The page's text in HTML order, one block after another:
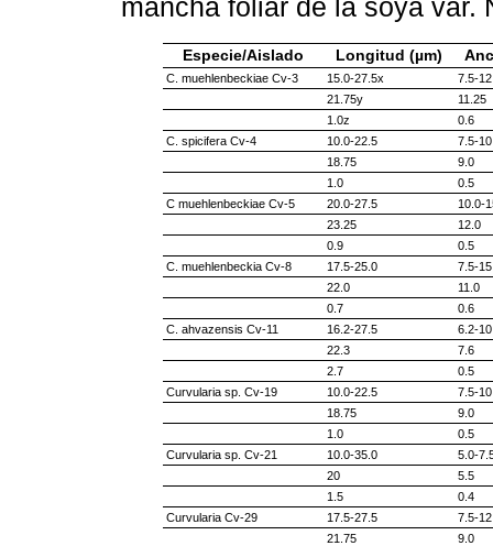
mancha foliar de la soya var.
Especie/Aislado Longitud (µm)
C. muehlenbeckiae Cv-3 15.0-27.5x
7.5-
21.75y
11.25
1.0z
0.6
C. spicifera Cv-4
10.0-22.5
7.5-
18.75
9.0
1.0
0.5
C muehlenbeckiae Cv-5
20.0-27.5
10.0-
23.25
12.0
0.9
0.5
C. muehlenbeckia Cv-8
17.5-25.0
7.5-
22.0
11.0
0.7
0.6
C. ahvazensis Cv-11
16.2-27.5
6.2-
22.3
7.6
2.7
0.5
Curvularia sp. Cv-19
10.0-22.5
7.5-
18.75
9.0
1.0
0.5
Curvularia sp. Cv-21
10.0-35.0
5.0-
20
5.5
1.5
0.4
Curvularia Cv-29
17.5-27.5
7.5-
21.75
9.0